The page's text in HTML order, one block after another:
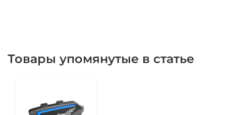
Товары упомянутые в статье